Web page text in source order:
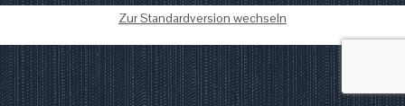
Zur Standardversion wechseln